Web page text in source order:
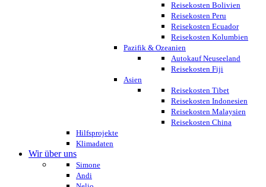
Reisekosten Bolivien
Reisekosten Peru
Reisekosten Ecuador
Reisekosten Kolumbien
Pazifik & Ozeanien
Autokauf Neuseeland
Reisekosten Fiji
Asien
Reisekosten Tibet
Reisekosten Indonesien
Reisekosten Malaysien
Reisekosten China
Hilfsprojekte
Klimadaten
Wir über uns
Simone
Andi